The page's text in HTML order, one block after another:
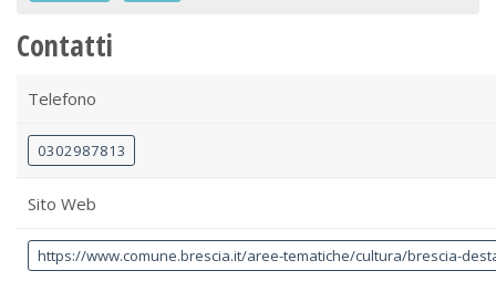
Contatti
Telefono
0302987813
Sito Web
https://www.comune.brescia.it/aree-tematiche/cultura/brescia-